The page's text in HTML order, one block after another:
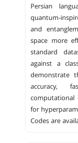
Persian
quantum-
and
space more
standard
against a
demonstrate
accuracy,
for
Codes are